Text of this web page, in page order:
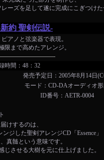
ーズを足して遂に完成にこぎつけ
約 聖剣伝説-
アノと弦楽器で表現。
まで高めたアレンジ。
時間：48：32
発売予定日：2005年8月14日
モード：CD-DAオーディオ
ID番号：AETR-0004
けするのは、
ジした聖剣アレンジCD「Essence」
真髄という意味です。
させる大樹を元に仕上げました。